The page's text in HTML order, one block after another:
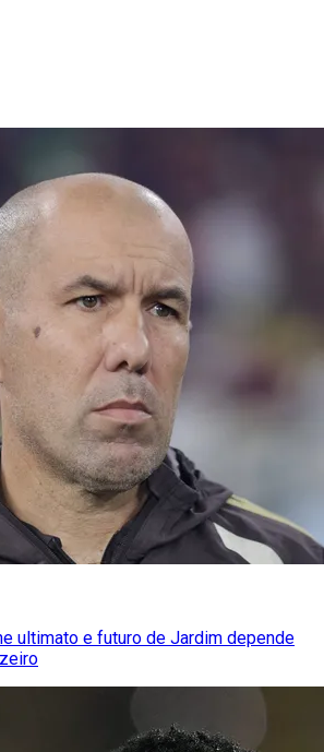
ultimato e futuro de Jardim depende